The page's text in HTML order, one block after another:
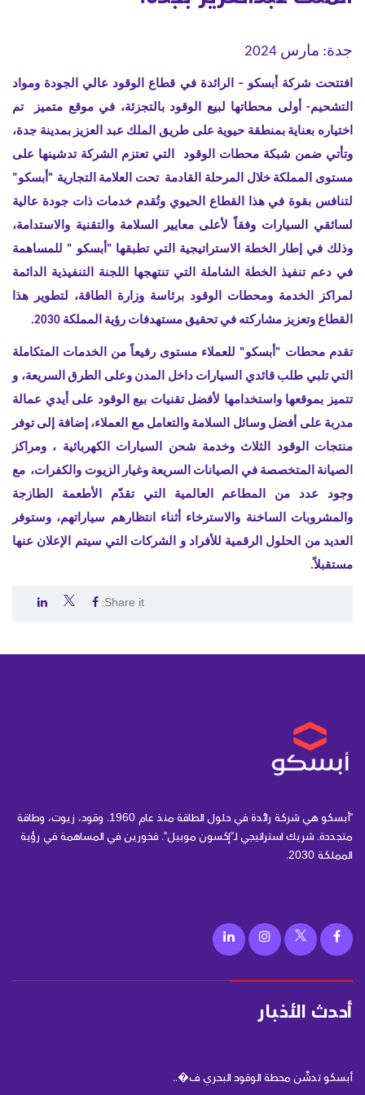
جدة: مارس 2024
افتتحت شركة أبسكو – الرائدة في قطاع الوقود عالي الجودة ومواد
التشحيم-أولى محطاتها لبيع الوقود بالتجزئة، في موقع متميز تم
اختياره بعناية بمنطقة حيوية على طريق الملك عبد العزيز بمدينة جدة،
وتأتي ضمن شبكة محطات الوقود التي تعتزم الشركة تدشينها على
مستوى المملكة خلال المرحلة القادمة تحت العلامة التجارية "أبسكو"
لتنافس بقوة في هذا القطاع الحيوي وتُقدم خدمات ذات جودة عالية
لسائقي السيارات وفقاً لأعلى معايير السلامة والتقنية والاستدامة،
وذلك في إطار الخطة الاستراتيجية التي تطبقها "أبسكو " للمساهمة
في دعم تنفيذ الخطة الشاملة التي تنتهجها اللجنة التنفيذية الدائمة
لمراكز الخدمة ومحطات الوقود برئاسة وزارة الطاقة، لتطوير هذا
القطاع وتعزيز مشاركته في تحقيق مستهدفات رؤية المملكة 2030.
تقدم محطات "أبسكو" للعملاء مستوى رفيعاً من الخدمات المتكاملة
التي تلبي طلب قائدي السيارات داخل المدن وعلى الطرق السريعة، و
تتميز بموقعها واستخدامها لأفضل تقنيات بيع الوقود على أيدي عمالة
مدربة على أفضل وسائل السلامة والتعامل مع العملاء، إضافة إلى توفر
منتجات الوقود الثلاث وخدمة شحن السيارات الكهربائية ، ومراكز
الصيانة المتخصصة في الصيانات السريعة وغيار الزيوت والكفرات، مع
وجود عدد من المطاعم العالمية
التي تقدّم الأطعمة الطازجة
والمشروبات الساخنة والاسترخاء أثناء انتظارهم سياراتهم، وستوفر
العديد من الحلول الرقمية للأفراد و الشركات التي سيتم الإعلان عنها
مستقبلاً.
Share it:
"أبسكو هي شركة رائدة في حلول الطاقة منذ عام 1960. وقود، زيوت، وطاقة
متجددة. شريك استراتيجي لـ"إكسون موبيل". فخورين في المساهمة في رؤية
المملكة 2030.
أحدث الأخبار
أبسكو تدشّن محطة الوقود البحري ف�..